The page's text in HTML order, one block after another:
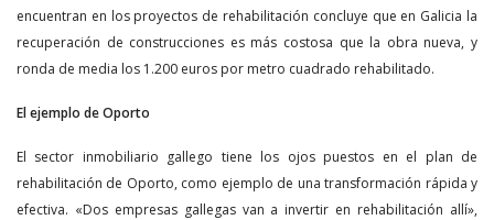
encuentran en los proyectos de rehabilitación concluye que en Galicia la
recuperación de construcciones es más costosa que la obra nueva, y
ronda de media los 1.200 euros por metro cuadrado rehabilitado.
El ejemplo de Oporto
El sector inmobiliario gallego tiene los ojos puestos en el plan de
rehabilitación de Oporto, como ejemplo de una transformación rápida y
efectiva. «Dos empresas gallegas van a invertir en rehabilitación allí»,